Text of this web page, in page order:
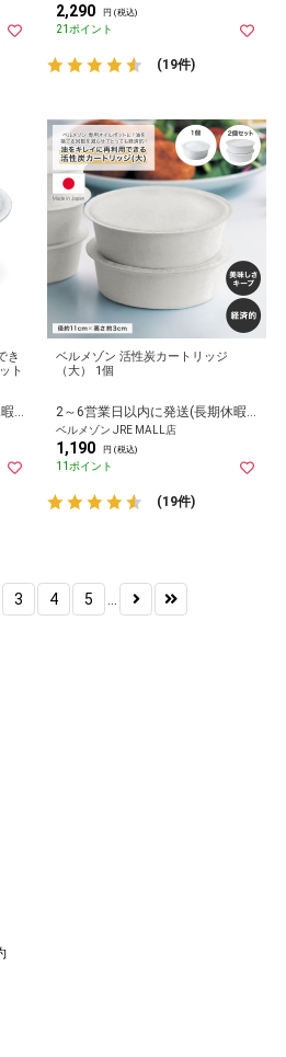
2,290 円 (税込)
21ポイント
(19件)
き
ト
2～6営業日以内に発送(長期休暇除く)
ベルメゾン 活性炭カートリッジ
（大） 1個
2～6営業日以内に発送(長期休暇除く)
ベルメゾン JRE MALL店
1,190 円 (税込)
11ポイント
(19件)
3 4 5